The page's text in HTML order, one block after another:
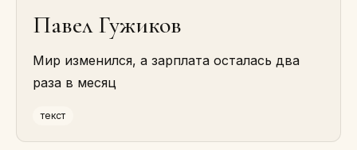
Павел Гужиков
Мир изменился, а зарплата осталась два
раза в месяц
текст